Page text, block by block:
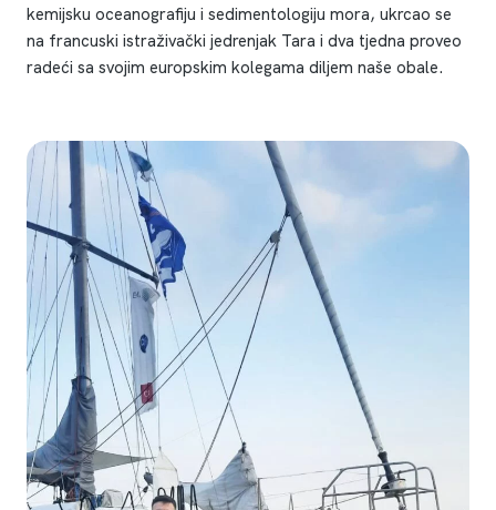
kemijsku oceanografiju i sedimentologiju mora, ukrcao se
na francuski istraživački jedrenjak Tara i dva tjedna proveo
radeći sa svojim europskim kolegama diljem naše obale.